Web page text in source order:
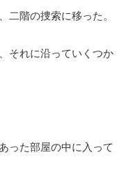
二階の捜索に移った。
それに沿っていくつか
った部屋の中に入って